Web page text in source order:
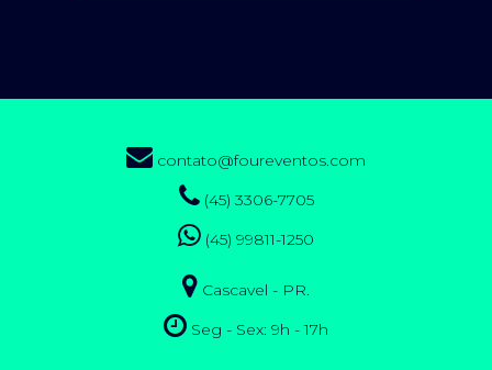
contato@foureventos.com
(45) 3306-7705
(45) 99811-1250
Cascavel - PR.
Seg - Sex: 9h - 17h